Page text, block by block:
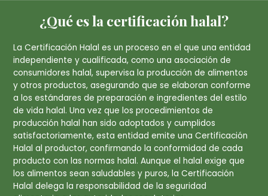
¿Qué es la certificación halal?
La Certificación Halal es un proceso en el que una entidad
independiente y cualificada, como una asociación de
consumidores halal, supervisa la producción de alimentos
y otros productos, asegurando que se elaboran conforme
a los estándares de preparación e ingredientes del estilo
de vida halal. Una vez que los procedimientos de
producción halal han sido adoptados y cumplidos
satisfactoriamente, esta entidad emite una Certificación
Halal al productor, confirmando la conformidad de cada
producto con las normas halal. Aunque el halal exige que
los alimentos sean saludables y puros, la Certificación
Halal delega la responsabilidad de la seguridad